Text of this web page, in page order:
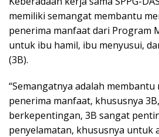
memiliki semangat membantu
penerima manfaat dari Program
untuk ibu hamil, ibu menyusui,
(3B).
“Semangatnya adalah
penerima manfaat, khususnya
berkepentingan, 3B sangat
penyelamatan, khususnya untuk